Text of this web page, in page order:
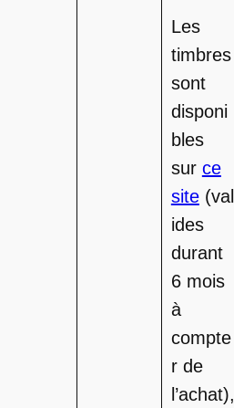
Les
timbres
sont
disponi
bles
sur ce
site(val
ides
durant
6 mois
à
compte
r de
l’achat),